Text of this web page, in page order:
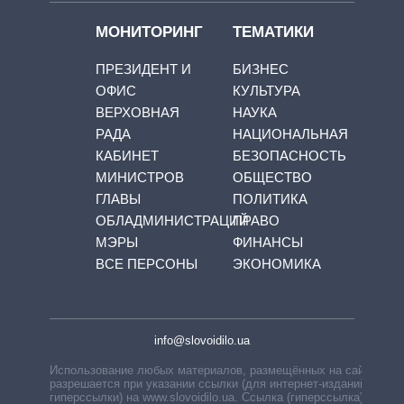
МОНИТОРИНГ
ПРЕЗИДЕНТ И
ОФИС
ВЕРХОВНАЯ
РАДА
КАБИНЕТ
МИНИСТРОВ
ГЛАВЫ
ОБЛАДМИНИСТРАЦИЙ
МЭРЫ
ВСЕ ПЕРСОНЫ
ТЕМАТИКИ
БИЗНЕС
КУЛЬТУРА
НАУКА
НАЦИОНАЛЬНАЯ
БЕЗОПАСНОСТЬ
ОБЩЕСТВО
ПОЛИТИКА
ПРАВО
ФИНАНСЫ
ЭКОНОМИКА
info@slovoidilo.ua
Использование любых материалов, размещённых на сайте,
разрешается при указании ссылки (для интернет-изданий —
гиперссылки) на www.slovoidilo.ua. Ссылка (гиперссылка)